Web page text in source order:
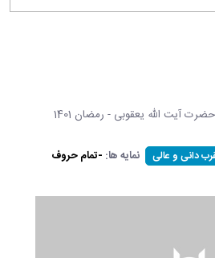
آیت الله یعقوبی - رمضان 1401
دانی و عالی نمایه ها: -تمام حروف